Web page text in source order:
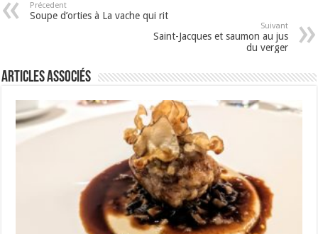
Précedent
Soupe d’orties à La vache qui rit
Suivant
Saint-Jacques et saumon au jus
du verger
Articles associés